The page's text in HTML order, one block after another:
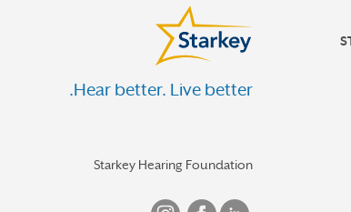
Hear better. Live better.
Starkey Hearing Foundation